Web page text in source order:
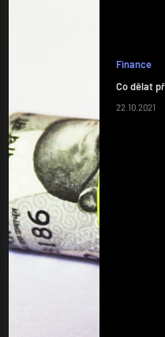
Finance
Co dělat
22.10.2021